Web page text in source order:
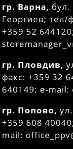
гр. Варна, бул.
Георгиев; тел/
+359 52
гр. Пловдив,
факс: +359 32
640149; e-mail:
гр. Попово,
+359 608
mail: